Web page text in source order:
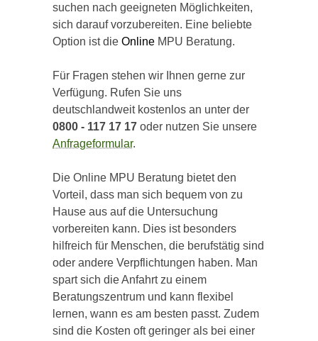
suchen nach geeigneten Möglichkeiten,
sich darauf vorzubereiten. Eine beliebte
Option ist die Online MPU Beratung.
Für Fragen stehen wir Ihnen gerne zur
Verfügung. Rufen Sie uns
deutschlandweit kostenlos an unter der
0800 - 117 17 17 oder nutzen Sie unsere
Anfrageformular.
Die Online MPU Beratung bietet den
Vorteil, dass man sich bequem von zu
Hause aus auf die Untersuchung
vorbereiten kann. Dies ist besonders
hilfreich für Menschen, die berufstätig sind
oder andere Verpflichtungen haben. Man
spart sich die Anfahrt zu einem
Beratungszentrum und kann flexibel
lernen, wann es am besten passt. Zudem
sind die Kosten oft geringer als bei einer